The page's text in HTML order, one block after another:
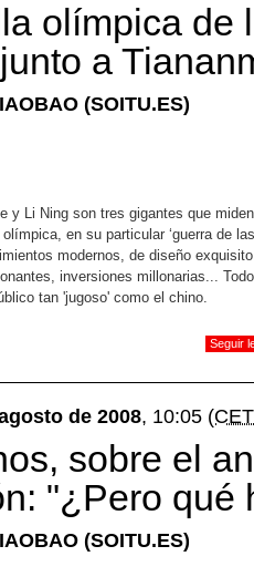
olímpica de
a
(SOITU.ES)
y Li Ning son tres gigantes que
en su particular ‘guerra de las
modernos, de diseño
inversiones millonarias...
tan 'jugoso' como el chino.
Seguir
de 2008, 10:05
sobre el
"¿Pero qué
(SOITU.ES)